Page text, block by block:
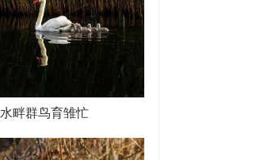
水畔群鸟育雏忙